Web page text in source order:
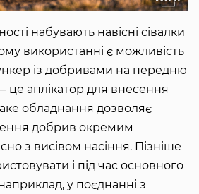
набувають навісні сівалки
використанні є можливість
із добривами на передню
це аплікатор для внесення
обладнання дозволяє
добрив окремим
з висівом насіння. Пізніше
і під час основного
у поєднанні з